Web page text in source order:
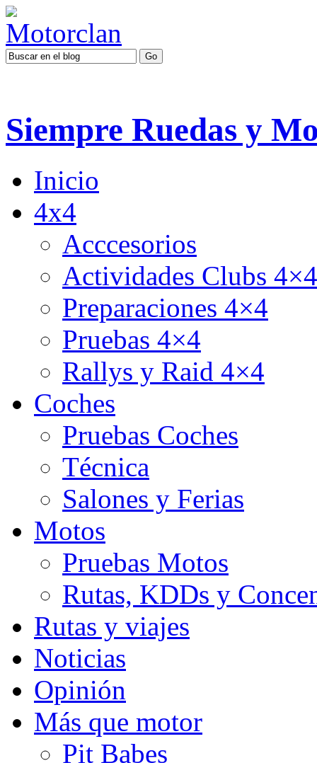
Siempre Ruedas y
Inicio
4x4
Acccesorios
Actividades Clubs 4×4
Preparaciones 4×4
Pruebas 4×4
Rallys y Raid 4×4
Coches
Pruebas Coches
Técnica
Salones y Ferias
Motos
Pruebas Motos
Rutas, KDDs y
Rutas y viajes
Noticias
Opinión
Más que motor
Pit Babes